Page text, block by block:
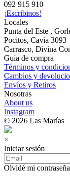
092 915 910
¡Escribinos!
Locales
Punta del Este ,
Pocitos, Cavia 3093
Carrasco, Divina
Guía de compra
Términos y
Cambios y
Envíos y Retiros
Nosotras
About us
Instagram
© 2026 Las Marías
×
Iniciar sesión
Olvidé mi contraseña